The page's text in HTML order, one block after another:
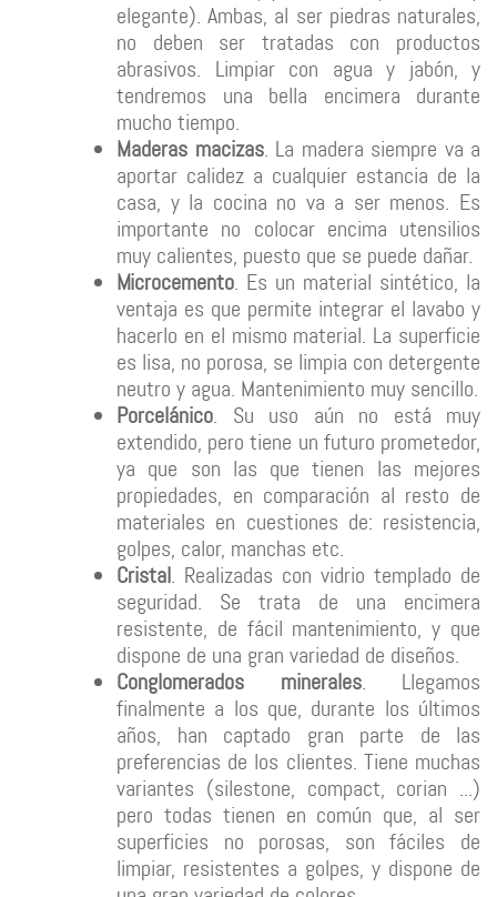
elegante). Ambas, al ser piedras naturales,
no deben ser tratadas con productos
abrasivos. Limpiar con agua y jabón, y
tendremos una bella encimera durante
mucho tiempo.
Maderas macizas. La madera siempre va a
aportar calidez a cualquier estancia de la
casa, y la cocina no va a ser menos. Es
importante no colocar encima utensilios
muy calientes, puesto que se puede dañar.
Microcemento. Es un material sintético, la
ventaja es que permite integrar el lavabo y
hacerlo en el mismo material. La superficie
es lisa, no porosa, se limpia con detergente
neutro y agua. Mantenimiento muy sencillo.
Porcelánico. Su uso aún no está muy
extendido, pero tiene un futuro prometedor,
ya que son las que tienen las mejores
propiedades, en comparación al resto de
materiales en cuestiones de: resistencia,
golpes, calor, manchas etc.
Cristal. Realizadas con vidrio templado de
seguridad. Se trata de una encimera
resistente, de fácil mantenimiento, y que
dispone de una gran variedad de diseños.
Conglomerados minerales. Llegamos
finalmente a los que, durante los últimos
años, han captado gran parte de las
preferencias de los clientes. Tiene muchas
variantes (silestone, compact, corian ...)
pero todas tienen en común que, al ser
superficies no porosas, son fáciles de
limpiar, resistentes a golpes, y dispone de